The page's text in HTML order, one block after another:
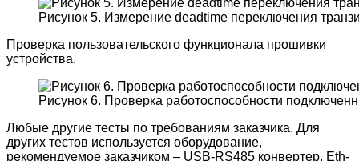
Рисунок 5. Измерение deadtime переключения
Проверка пользовательского функционала прошивки
устройства.
Рисунок 6. Проверка работоспособности
Любые другие тесты по требованиям заказчика. Для
других тестов используется оборудование,
рекомендуемое заказчиком – USB-RS485 конвертер, Eth-